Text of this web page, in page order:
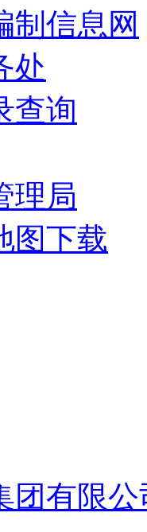
制信息网
处
查询
理局
图下载
团有限公